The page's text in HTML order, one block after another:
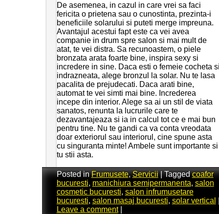
De asemenea, in cazul in care vrei sa faci
fericita o prietena sau o cunostinta, prezinta-i
beneficiile solarului si puteti merge impreuna.
Avantajul acestui fapt este ca vei avea
companie in drum spre salon si mai mult de
atat, te vei distra. Sa recunoastem, o piele
bronzata arata foarte bine, inspira sexy si
incredere in sine. Daca esti o femeie cocheta
indrazneata, alege bronzul la solar. Nu te lasa
pacalita de prejudecati. Daca arati bine,
automat te vei simti mai bine. Increderea
incepe din interior. Alege sa ai un stil de viata
sanatos, renunta la lucrurile care te
dezavantajeaza si ia in calcul tot ce e mai bun
pentru tine. Nu te gandi ca va conta vreodata
doar exteriorul sau interiorul, cine spune asta
cu singuranta minte! Ambele sunt importante si
tu stii asta.
Posted inFrumusete,Servicii |Taggedcoafor
bucuresti, manichiura semipermanenta, salon
cosmetic bucuresti, salon infrumusetare
bucuresti, salon masaj bucuresti, solar vertical
Leave a comment